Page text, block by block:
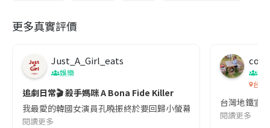
更多真實評價
Just_A_Girl_eats
娛樂
追劇日常🎬 殺手媽咪 A Bona Fide Killer
我最愛的韓國女演員孔曉振終於要回歸小螢幕啦!這次的劇本改編
閱讀更多
co
吹
台灣
台灣地鐵宣
閱讀更多